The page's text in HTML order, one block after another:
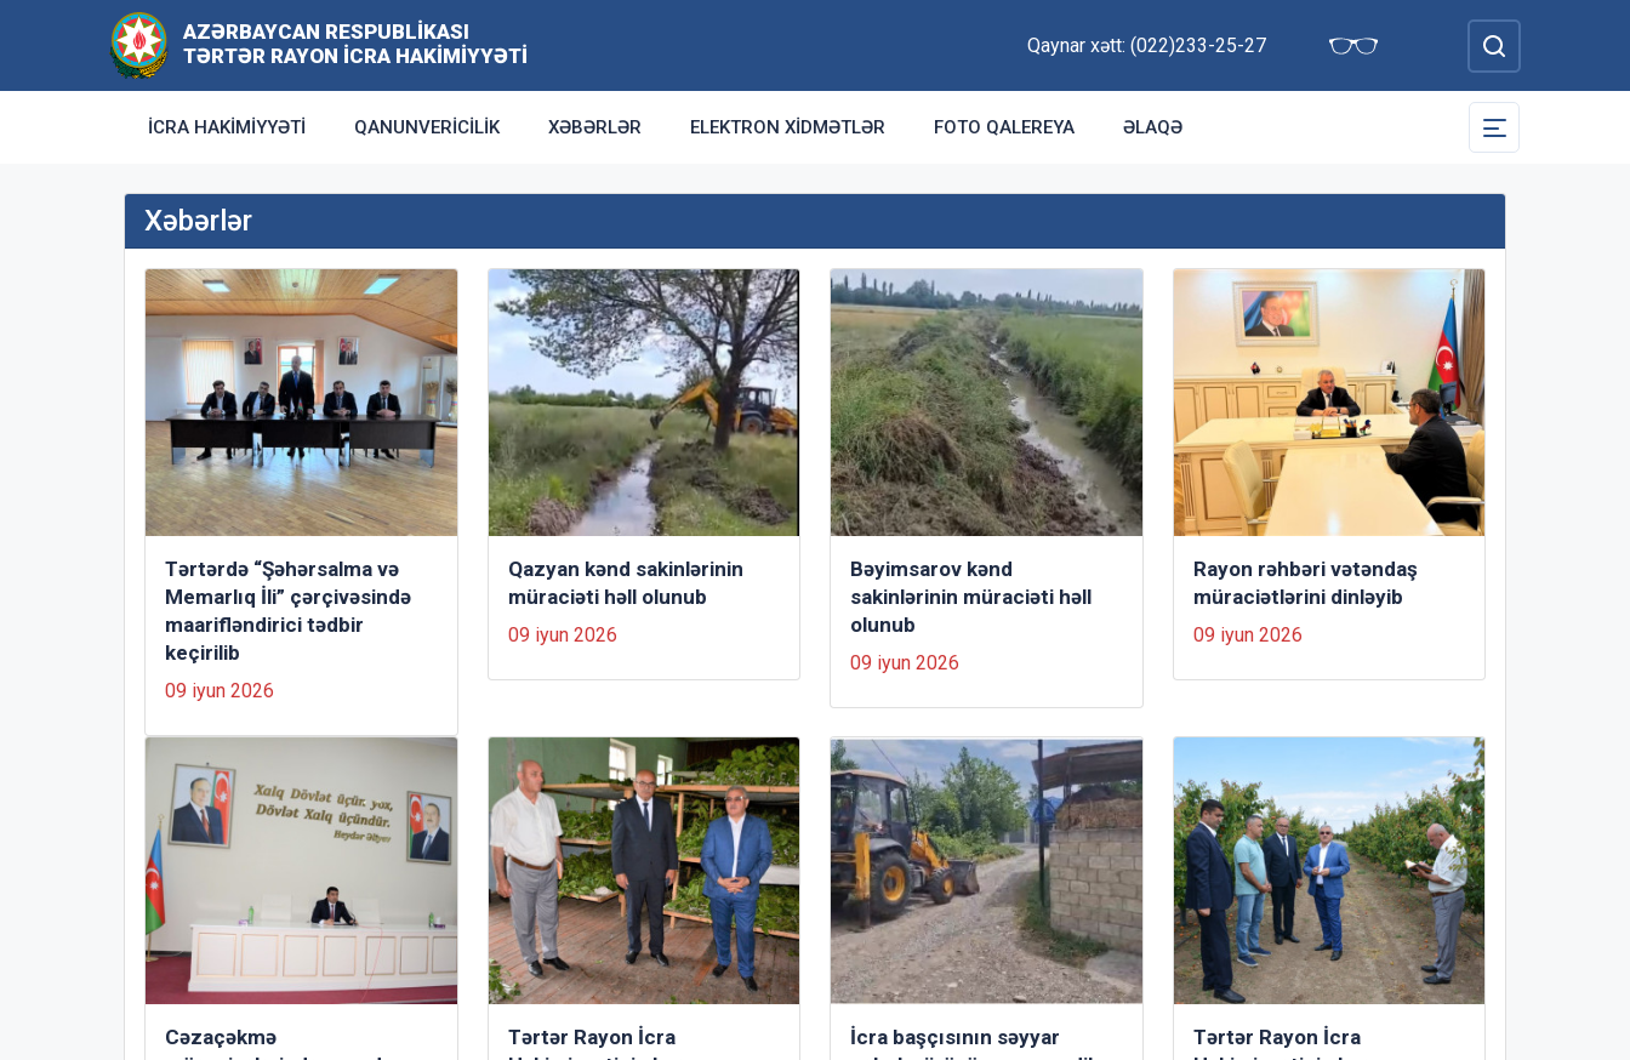
AZƏRBAYCAN RESPUBLIKASI
TƏRTƏR RAYON İCRA HAKIMIYYƏTI
Qaynar xətt: (022)233-25-27
İCRA HAKIMIYYƏTI QANUNVERICILIK XƏBƏRLƏR ELEKTRON XIDMƏTLƏR FOTO QALEREYA ƏLAQƏ
Xəbərlər
Tərtərdə “Şəhərsalma və
Memarlıq İli” çərçivəsində
maarifləndirici tədbir
keçirilib
09 iyun 2026
Qazyan kənd sakinlərinin
müraciəti həll olunub
09 iyun 2026
Bəyimsarov kənd
sakinlərinin müraciəti həll
olunub
09 iyun 2026
Rayon rəhbəri vətəndaş
müraciətlərini dinləyib
09 iyun 2026
Сəzaçəkmə
Tərtər Rayon İcra
İcra başçısının səyyar
Tərtər Rayon İcra